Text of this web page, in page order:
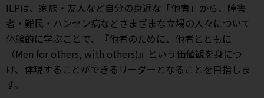
ILPは、家族・友人など自分の身近な「他者」から、障害
者・難民・ハンセン病などさまざまな立場の人々について
体験的に学ぶことで、『他者のために、他者とともに
（Men for others, with others)』という価値観を身につ
け、体現することができるリーダーとなることを目指しま
す。